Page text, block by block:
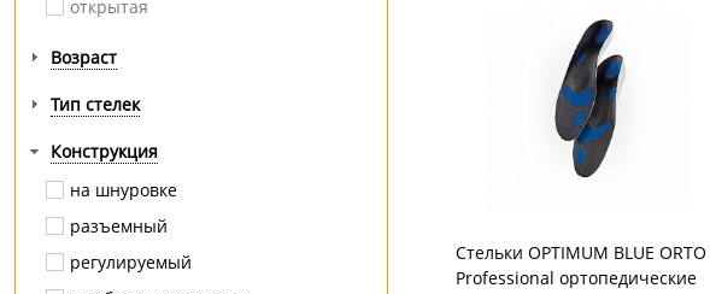
на протез
невралгия
операция
опущение внутренних органов
остеопороз
остеохондроз
паралич
открытая
сабо
сапоги
тапочки
туфли
Возраст
Тип стелек
Конструкция
на шнуровке
разъемный
регулируемый
Стельки OPTIMUM BLUE ORTO
Professional ортопедические